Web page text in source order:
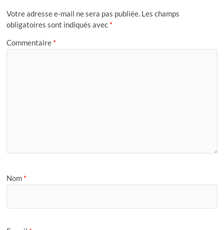
Votre adresse e-mail ne sera pas publiée. Les champs
obligatoires sont indiqués avec *
Commentaire *
Nom *